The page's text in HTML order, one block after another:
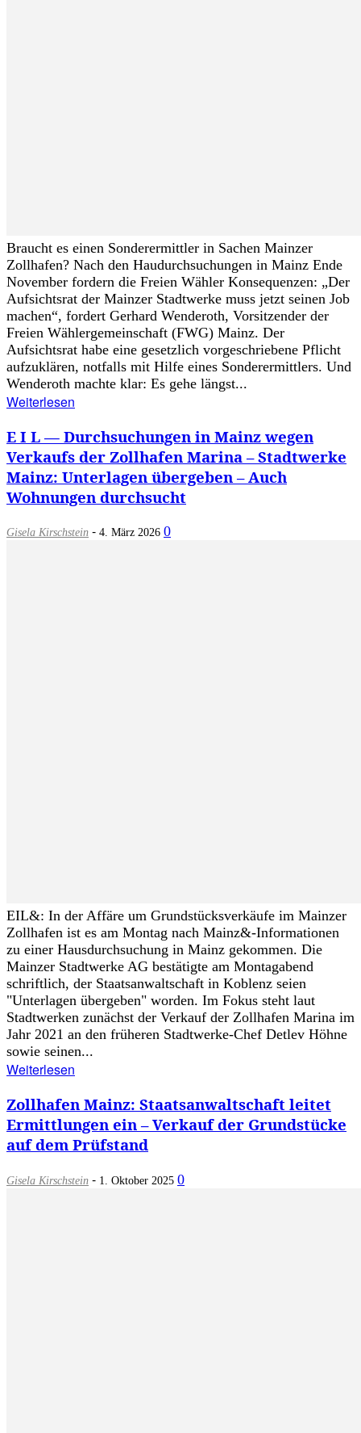
Braucht es einen Sonderermittler in Sachen Mainzer
Zollhafen? Nach den Haudurchsuchungen in Mainz Ende
November fordern die Freien Wähler Konsequenzen: „Der
Aufsichtsrat der Mainzer Stadtwerke muss jetzt seinen Job
machen“, fordert Gerhard Wenderoth, Vorsitzender der
Freien Wählergemeinschaft (FWG) Mainz. Der
Aufsichtsrat habe eine gesetzlich vorgeschriebene Pflicht
aufzuklären, notfalls mit Hilfe eines Sonderermittlers. Und
Wenderoth machte klar: Es gehe längst...
Weiterlesen
E I L — Durchsuchungen in Mainz wegen
Verkaufs der Zollhafen Marina – Stadtwerke
Mainz: Unterlagen übergeben – Auch
Wohnungen durchsucht
Gisela Kirschstein - 4. März 2026 0
EIL&: In der Affäre um Grundstücksverkäufe im Mainzer
Zollhafen ist es am Montag nach Mainz&-Informationen
zu einer Hausdurchsuchung in Mainz gekommen. Die
Mainzer Stadtwerke AG bestätigte am Montagabend
schriftlich, der Staatsanwaltschaft in Koblenz seien
"Unterlagen übergeben" worden. Im Fokus steht laut
Stadtwerken zunächst der Verkauf der Zollhafen Marina im
Jahr 2021 an den früheren Stadtwerke-Chef Detlev Höhne
sowie seinen...
Weiterlesen
Zollhafen Mainz: Staatsanwaltschaft leitet
Ermittlungen ein – Verkauf der Grundstücke
auf dem Prüfstand
Gisela Kirschstein - 1. Oktober 2025 0